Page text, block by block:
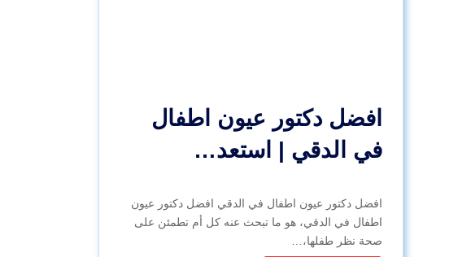
افضل دكتور عيون اطفال
في الدقي | استعد…
افضل دكتور عيون اطفال في الدقي افضل دكتور عيون
اطفال في الدقي، هو ما تبحث عنه كل أم تطمئن على
صحة نظر طفلها،…